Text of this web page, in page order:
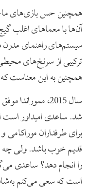
همچنین حس بازی‌های
آن‌ها با معماهای اغلب
سیستم‌های راهنمای مدرن
ترکیبی از سرنخ‌های
همچنین به این معناست
سال 2015، مموراندا موفق به جذب سرمایه در
شد. ساعدی امیداور است
برای طرفداران
قدیم خوب باشد. ولی چه
را انجام دهد؟ ساعدی
است که سعی می‌کنم